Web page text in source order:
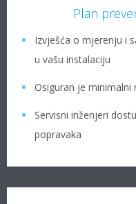
Plan
Izvješća o mjerenju i
u vašu instalaciju
Osiguran je minimalni
Servisni inženjeri
popravaka